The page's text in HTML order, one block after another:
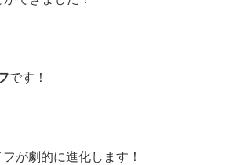
です！
が劇的に進化します！